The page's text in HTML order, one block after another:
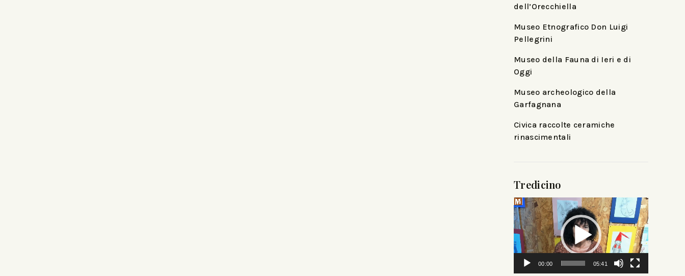
dell’Orecchiella
Museo Etnografico Don Luigi
Pellegrini
Museo della Fauna di Ieri e di
Oggi
Museo archeologico della
Garfagnana
Civica raccolte ceramiche
rinascimentali
Tredicino
Video
Player
00:00 05:41